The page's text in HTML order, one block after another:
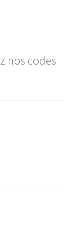
nos codes